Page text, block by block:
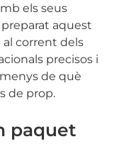
els seus
aquest
corrent dels
precisos i
de què
de prop.
paquet